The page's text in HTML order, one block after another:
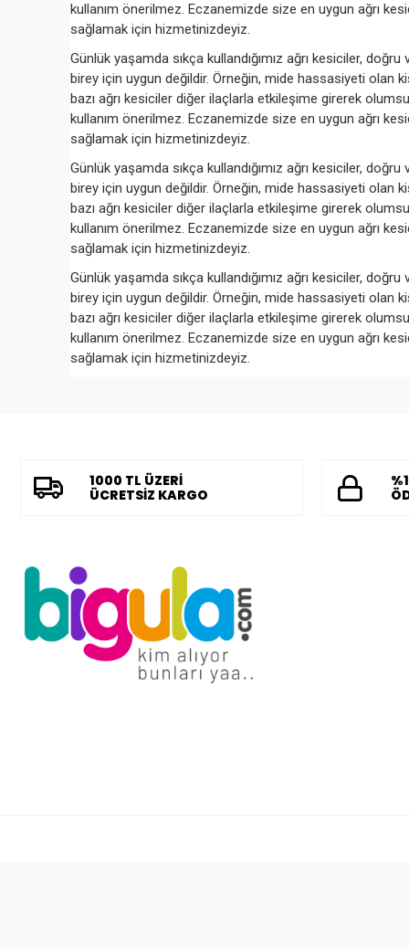
kullanım önerilmez. Eczanemizde size en uygun ağrı
sağlamak için hizmetinizdeyiz.
Günlük yaşamda sıkça kullandığımız ağrı kesiciler,
birey için uygun değildir. Örneğin, mide hassasiyeti olan
bazı ağrı kesiciler diğer ilaçlarla etkileşime girerek
kullanım önerilmez. Eczanemizde size en uygun ağrı
sağlamak için hizmetinizdeyiz.
Günlük yaşamda sıkça kullandığımız ağrı kesiciler,
birey için uygun değildir. Örneğin, mide hassasiyeti olan
bazı ağrı kesiciler diğer ilaçlarla etkileşime girerek
kullanım önerilmez. Eczanemizde size en uygun ağrı
sağlamak için hizmetinizdeyiz.
Günlük yaşamda sıkça kullandığımız ağrı kesiciler,
birey için uygun değildir. Örneğin, mide hassasiyeti olan
bazı ağrı kesiciler diğer ilaçlarla etkileşime girerek
kullanım önerilmez. Eczanemizde size en uygun ağrı
sağlamak için hizmetinizdeyiz.
1000 TL ÜZERİ
ÜCRETSİZ KARGO